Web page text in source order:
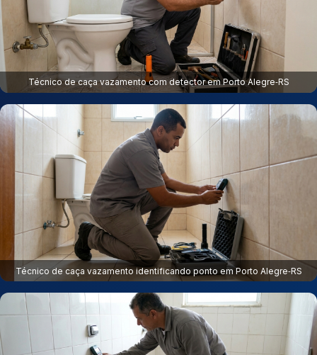
Técnico de caça vazamento com detector em Porto Alegre‑RS
Técnico de caça vazamento identificando ponto em Porto Alegre‑RS